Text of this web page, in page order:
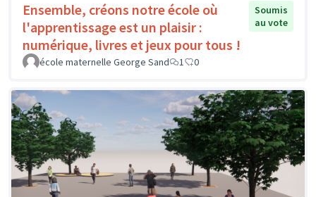
Ensemble, créons notre école où
l'apprentissage est un plaisir :
numérique, livres et jeux pour tous !
Soumis
au vote
école maternelle George Sand 1 0